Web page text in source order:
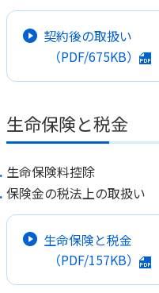
契約後の取扱い
（PDF/675KB）
生命保険と税金
生命保険料控除
保険金の税法上の取扱い
生命保険と税金
（PDF/157KB）